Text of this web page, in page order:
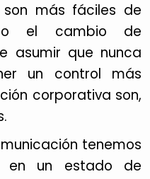
más fáciles de
el cambio de
asumir que nunca
un control más
corporativa son,
tenemos
en un estado de